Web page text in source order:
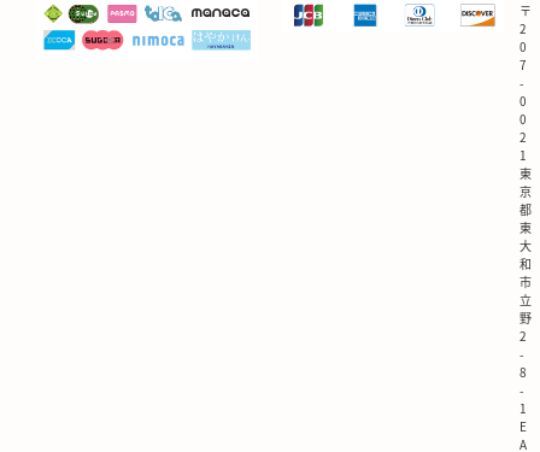
〒
2
0
7
-
0
0
2
1
東
京
都
東
大
和
市
立
野
2
-
8
-
1
E
A